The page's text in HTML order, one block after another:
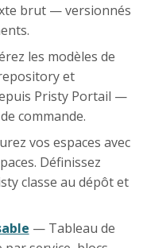
brut — versionnés
les modèles de
et
Pristy Portail —
commande.
vos espaces avec
Définissez
classe au dépôt et
— Tableau de